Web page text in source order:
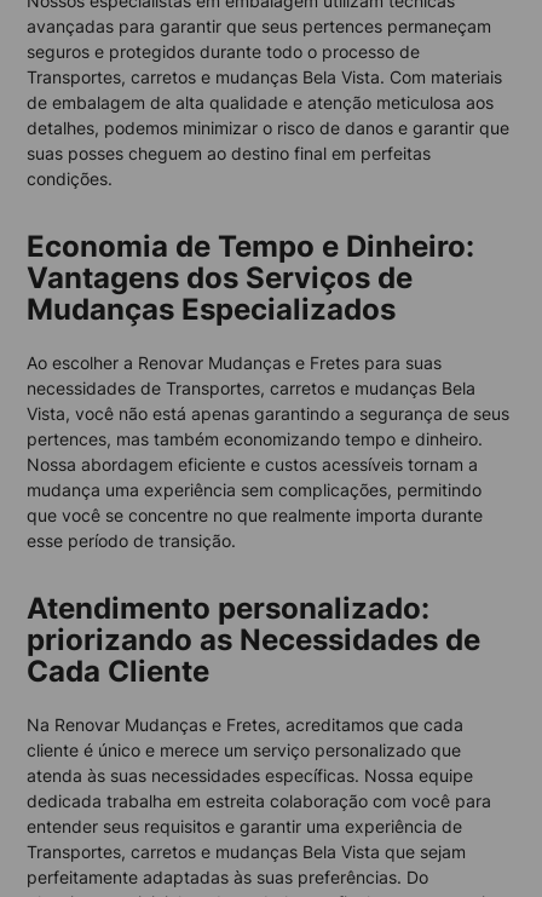
avançadas para garantir que seus pertences permaneçam
seguros e protegidos durante todo o processo de
Transportes, carretos e mudanças Bela Vista. Com materiais
de embalagem de alta qualidade e atenção meticulosa aos
detalhes, podemos minimizar o risco de danos e garantir que
suas posses cheguem ao destino final em perfeitas
condições.
Economia de Tempo e Dinheiro:
Vantagens dos Serviços de
Mudanças Especializados
Ao escolher a Renovar Mudanças e Fretes para suas
necessidades de Transportes, carretos e mudanças Bela
Vista, você não está apenas garantindo a segurança de seus
pertences, mas também economizando tempo e dinheiro.
Nossa abordagem eficiente e custos acessíveis tornam a
mudança uma experiência sem complicações, permitindo
que você se concentre no que realmente importa durante
esse período de transição.
Atendimento personalizado:
priorizando as Necessidades de
Cada Cliente
Na Renovar Mudanças e Fretes, acreditamos que cada
cliente é único e merece um serviço personalizado que
atenda às suas necessidades específicas. Nossa equipe
dedicada trabalha em estreita colaboração com você para
entender seus requisitos e garantir uma experiência de
Transportes, carretos e mudanças Bela Vista que sejam
perfeitamente adaptadas às suas preferências. Do